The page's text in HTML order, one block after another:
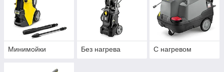
Минимойки Без нагрева С нагревом